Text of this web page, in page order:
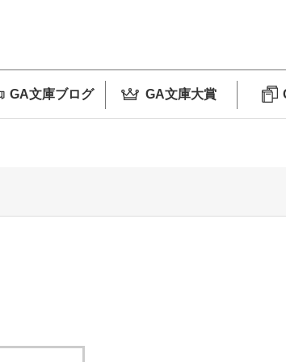
GA文庫ブログ GA文庫大賞